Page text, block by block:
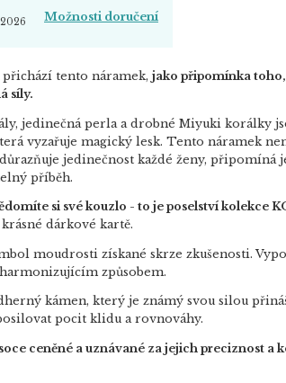
Možnosti doručení
tento náramek, jako připomínka toho,
síly.
jedinečná perla a drobné Miyuki korálky
vyzařuje magický lesk. Tento náramek
jedinečnost každé ženy, připomíná
příběh.
si své kouzlo - to je poselství kolekce
dárkové kartě.
moudrosti získané skrze zkušenosti.
způsobem.
kámen, který je známý svou silou
pocit klidu a rovnováhy.
ceněné a uznávané za jejich preciznost a